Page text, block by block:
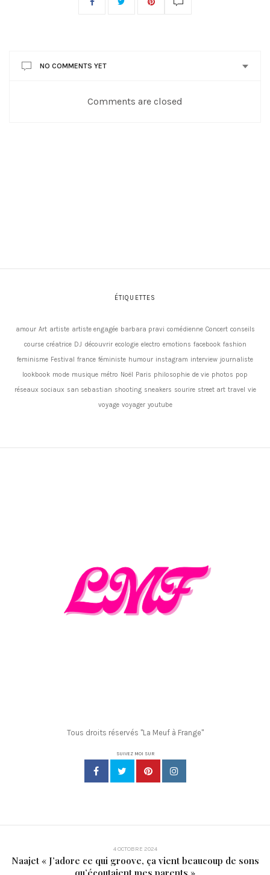
NO COMMENTS YET
Comments are closed
ÉTIQUETTES
amour Art artiste artiste engagée barbara pravi comédienne Concert conseils
course créatrice DJ découvrir ecologie electro emotions facebook fashion
feminisme Festival france féministe humour instagram interview journaliste
lookbook mode musique métro Noël Paris philosophie de vie photos pop
réseaux sociaux san sebastian shooting sneakers sourire street art travel vie
voyage voyager youtube
Tous droits réservés "La Meuf à Frange"
SUIVEZ MOI SUR
4 OCTOBRE 2024
Naajet « J’adore ce qui groove, ça vient beaucoup de sons